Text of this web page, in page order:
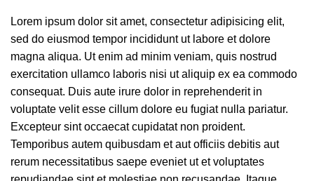
Lorem ipsum dolor sit amet, consectetur adipisicing elit,
sed do eiusmod tempor incididunt ut labore et dolore
magna aliqua. Ut enim ad minim veniam, quis nostrud
exercitation ullamco laboris nisi ut aliquip ex ea commodo
consequat. Duis aute irure dolor in reprehenderit in
voluptate velit esse cillum dolore eu fugiat nulla pariatur.
Excepteur sint occaecat cupidatat non proident.
Temporibus autem quibusdam et aut officiis debitis aut
rerum necessitatibus saepe eveniet ut et voluptates